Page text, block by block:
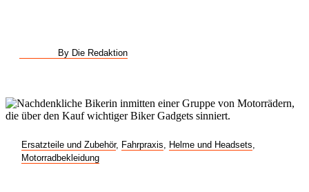
By Die Redaktion
Ersatzteile und Zubehör, Fahrpraxis Helme und Headsets
Motorradbekleidung